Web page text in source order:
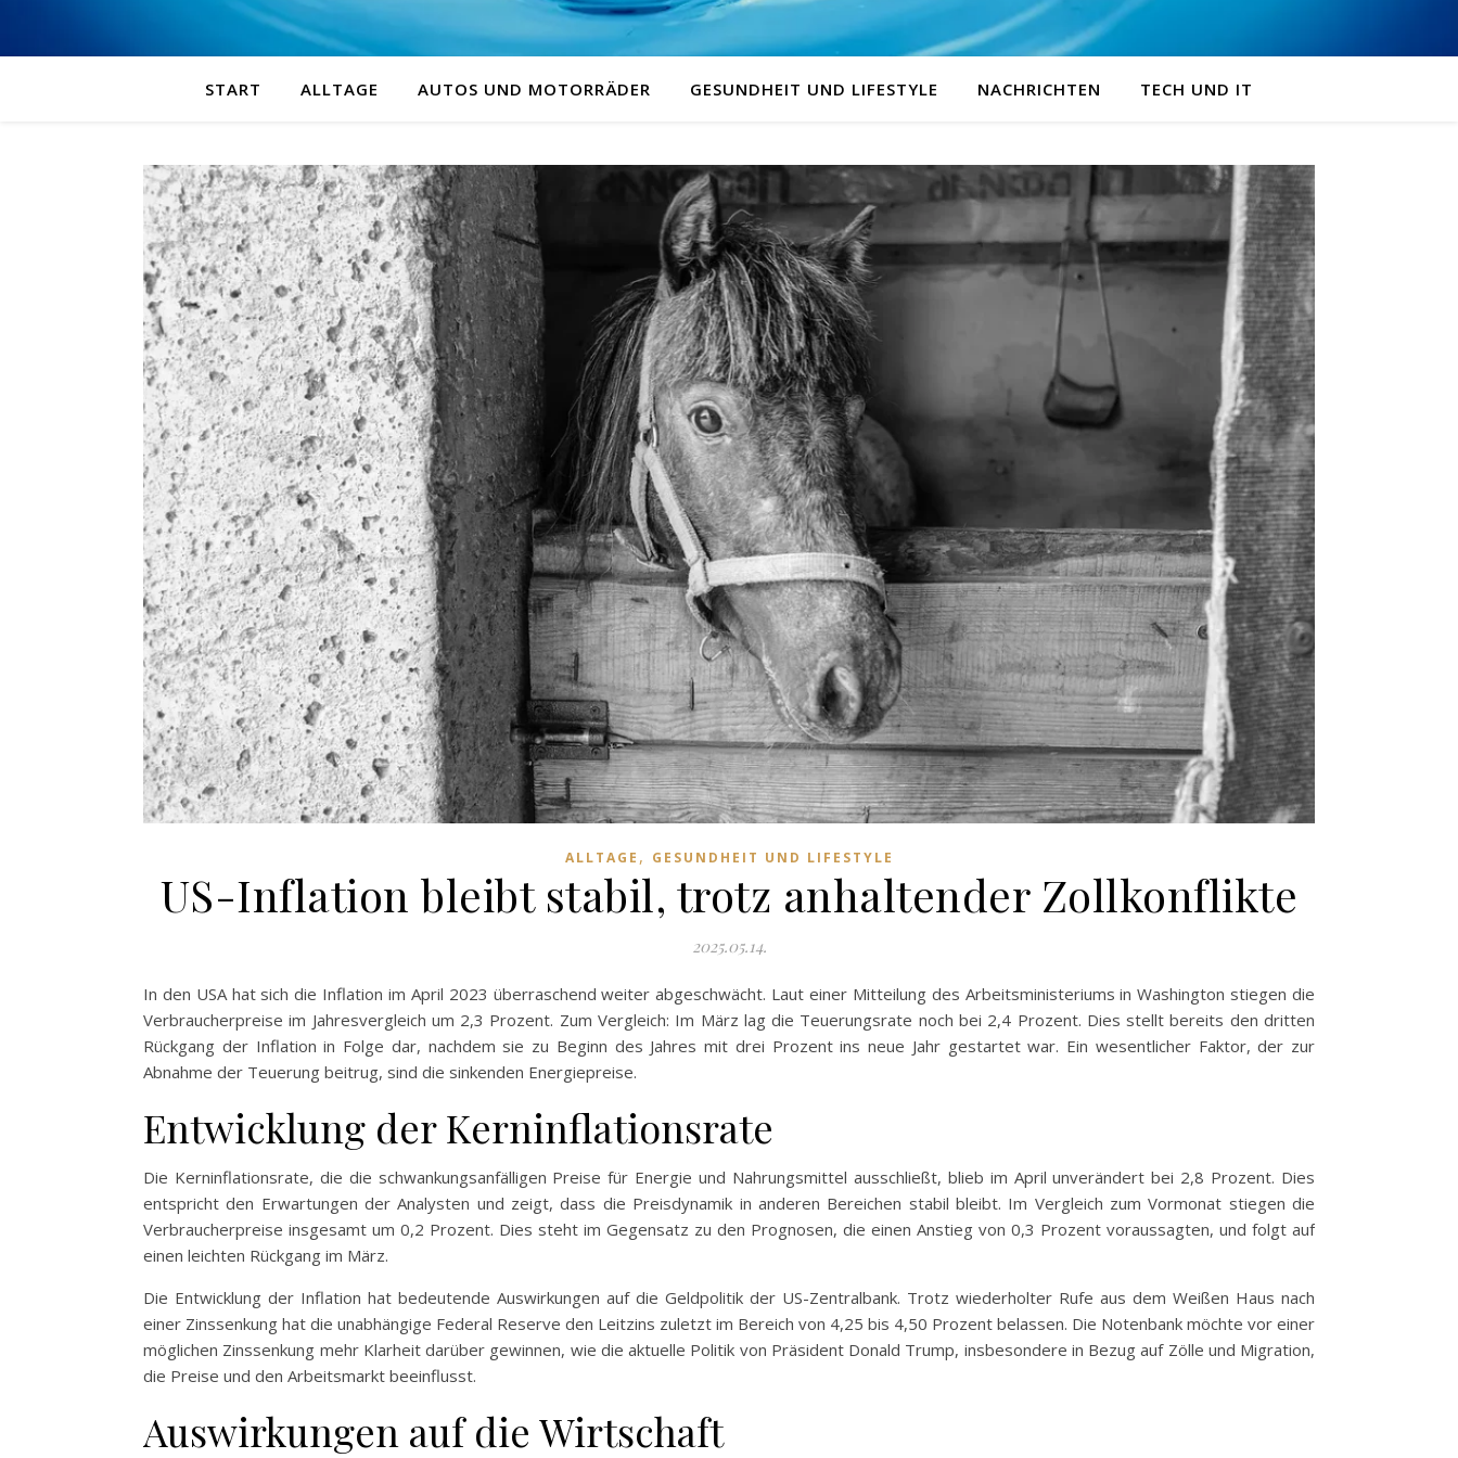
START ALLTAGE AUTOS UND MOTORRÄDER GESUNDHEIT UND LIFESTYLE NACHRICHTEN TECH UND IT
ALLTAGE , GESUNDHEIT UND LIFESTYLE
US-Inflation bleibt stabil, trotz anhaltender Zollkonflikte
2025.05.14.
In den USA hat sich die Inflation im April 2023 überraschend weiter abgeschwächt. Laut einer Mitteilung des Arbeitsministeriums in Washington stiegen die
Verbraucherpreise im Jahresvergleich um 2,3 Prozent. Zum Vergleich: Im März lag die Teuerungsrate noch bei 2,4 Prozent. Dies stellt bereits den dritten
Rückgang der Inflation in Folge dar, nachdem sie zu Beginn des Jahres mit drei Prozent ins neue Jahr gestartet war. Ein wesentlicher Faktor, der zur
Abnahme der Teuerung beitrug, sind die sinkenden Energiepreise.
Entwicklung der Kerninflationsrate
Die Kerninflationsrate, die die schwankungsanfälligen Preise für Energie und Nahrungsmittel ausschließt, blieb im April unverändert bei 2,8 Prozent. Dies
entspricht den Erwartungen der Analysten und zeigt, dass die Preisdynamik in anderen Bereichen stabil bleibt. Im Vergleich zum Vormonat stiegen die
Verbraucherpreise insgesamt um 0,2 Prozent. Dies steht im Gegensatz zu den Prognosen, die einen Anstieg von 0,3 Prozent voraussagten, und folgt auf
einen leichten Rückgang im März.
Die Entwicklung der Inflation hat bedeutende Auswirkungen auf die Geldpolitik der US-Zentralbank. Trotz wiederholter Rufe aus dem Weißen Haus nach
einer Zinssenkung hat die unabhängige Federal Reserve den Leitzins zuletzt im Bereich von 4,25 bis 4,50 Prozent belassen. Die Notenbank möchte vor einer
möglichen Zinssenkung mehr Klarheit darüber gewinnen, wie die aktuelle Politik von Präsident Donald Trump, insbesondere in Bezug auf Zölle und Migration,
die Preise und den Arbeitsmarkt beeinflusst.
Auswirkungen auf die Wirtschaft